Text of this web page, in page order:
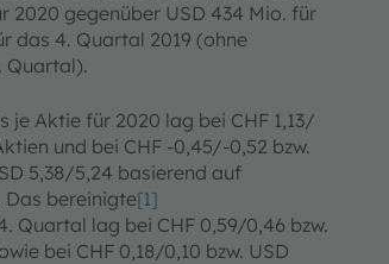
2020 gegenüber USD 434 Mio. für
das 4. Quartal 2019 (ohne
Quartal).
Aktie für 2020 lag bei CHF 1,13/
und bei CHF -0,45/-0,52 bzw.
5,38/5,24 basierend auf
Das bereinigte[1]
Quartal lag bei CHF 0,59/0,46 bzw.
bei CHF 0,18/0,10 bzw. USD